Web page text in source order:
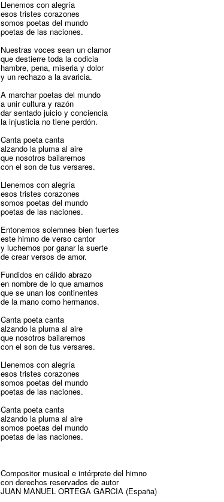
Llenemos con alegría
esos tristes corazones
somos poetas del mundo
poetas de las naciones.
Nuestras voces sean un clamor
que destierre toda la codicia
hambre, pena, miseria y dolor
y un rechazo a la avaricia.
A marchar poetas del mundo
a unir cultura y razón
dar sentado juicio y conciencia
la injusticia no tiene perdón.
Canta poeta canta
alzando la pluma al aire
que nosotros bailaremos
con el son de tus versares.
Llenemos con alegría
esos tristes corazones
somos poetas del mundo
poetas de las naciones.
Entonemos solemnes bien fuertes
este himno de verso cantor
y luchemos por ganar la suerte
de crear versos de amor.
Fundidos en cálido abrazo
en nombre de lo que amamos
que se unan los continentes
de la mano como hermanos.
Canta poeta canta
alzando la pluma al aire
que nosotros bailaremos
con el son de tus versares.
Llenemos con alegría
esos tristes corazones
somos poetas del mundo
poetas de las naciones.
Canta poeta canta
alzando la pluma al aire
somos poetas del mundo
poetas de las naciones.
Compositor musical e intérprete del himno
con derechos reservados de autor
JUAN MANUEL ORTEGA GARCIA (España)